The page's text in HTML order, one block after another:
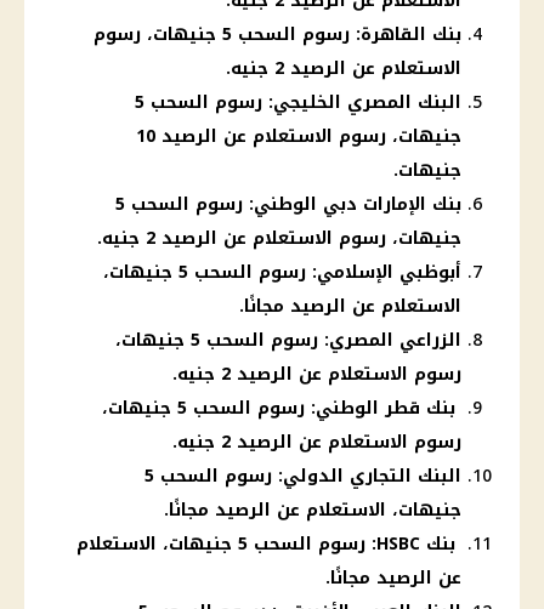
بنك القاهرة: رسوم السحب 5 جنيهات، رسوم
الاستعلام عن الرصيد 2 جنيه.
البنك المصري الخليجي: رسوم السحب 5
جنيهات، رسوم الاستعلام عن الرصيد 10
جنيهات.
بنك الإمارات دبي الوطني: رسوم السحب 5
جنيهات، رسوم الاستعلام عن الرصيد 2 جنيه.
أبوظبي الإسلامي: رسوم السحب 5 جنيهات،
الاستعلام عن الرصيد مجانًا.
الزراعي المصري: رسوم السحب 5 جنيهات،
رسوم الاستعلام عن الرصيد 2 جنيه.
بنك قطر الوطني: رسوم السحب 5 جنيهات،
رسوم الاستعلام عن الرصيد 2 جنيه.
البنك التجاري الدولي: رسوم السحب 5
جنيهات، الاستعلام عن الرصيد مجانًا.
بنك HSBC: رسوم السحب 5 جنيهات، الاستعلام
عن الرصيد مجانًا.